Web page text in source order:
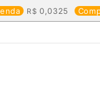
0,0325